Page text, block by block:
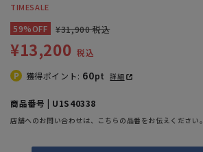
TIMESALE
59%OFF ¥31,900 税込
¥13,200 税込
獲得ポイント: 60pt 詳細
商品番号 | U1S40338
店舗へのお問い合わせは、こちらの品番をお伝えください。